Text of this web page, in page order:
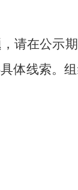
请在公示
体线索。